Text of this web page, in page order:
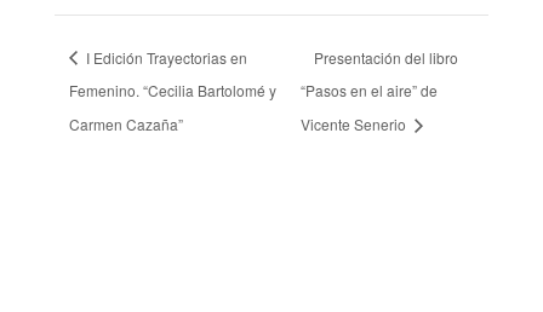
I Edición Trayectorias en
Femenino. “Cecilia Bartolomé y
Carmen Cazaña”
Presentación del libro
“Pasos en el aire” de
Vicente Senerio